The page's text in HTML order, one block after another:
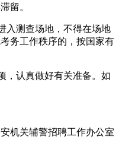
留。
测查场地，不得在场地
务工作秩序的，按国家有
认真做好有关准备。如
关辅警招聘工作办公室